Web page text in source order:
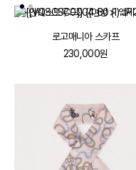
로고매니아 스카프
230,000원